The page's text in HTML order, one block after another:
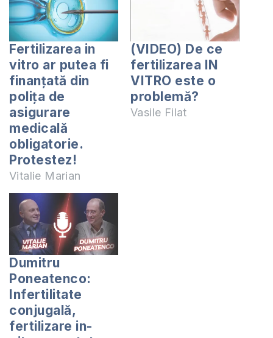
Fertilizarea in
vitro ar putea fi
finanțată din
polița de
asigurare
medicală
obligatorie.
Protestez!
Vitalie Marian
(VIDEO) De ce
fertilizarea IN
VITRO este o
problemă?
Vasile Filat
Dumitru
Poneatenco:
Infertilitate
conjugală,
fertilizare in-